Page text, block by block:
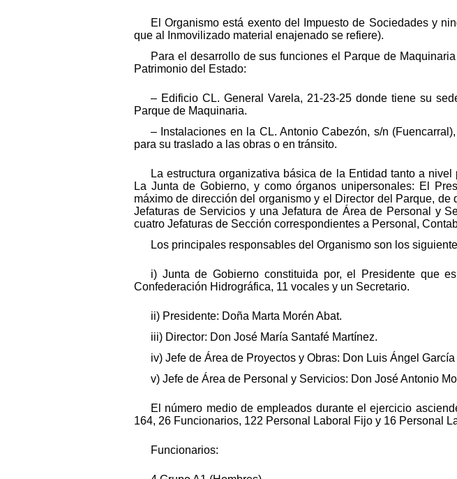
El Organismo está exento del Impuesto de Sociedades y
que al Inmovilizado material enajenado se refiere).
Para el desarrollo de sus funciones el Parque de
Patrimonio del Estado:
– Edificio CL. General Varela, 21-23-25 donde tiene su
Parque de Maquinaria.
– Instalaciones en la CL. Antonio Cabezón, s/n
para su traslado a las obras o en tránsito.
La estructura organizativa básica de la Entidad tanto a
La Junta de Gobierno, y como órganos unipersonales: El
máximo de dirección del organismo y el Director del Parque,
Jefaturas de Servicios y una Jefatura de Área de Personal y
cuatro Jefaturas de Sección correspondientes a Personal,
Los principales responsables del Organismo son los
i) Junta de Gobierno constituida por, el Presidente que
Confederación Hidrográfica, 11 vocales y un Secretario.
ii) Presidente: Doña Marta Morén Abat.
iii) Director: Don José María Santafé Martínez.
iv) Jefe de Área de Proyectos y Obras: Don Luis Ángel García
v) Jefe de Área de Personal y Servicios: Don José Antonio
El número medio de empleados durante el ejercicio
164, 26 Funcionarios, 122 Personal Laboral Fijo y 16 Personal
Funcionarios: